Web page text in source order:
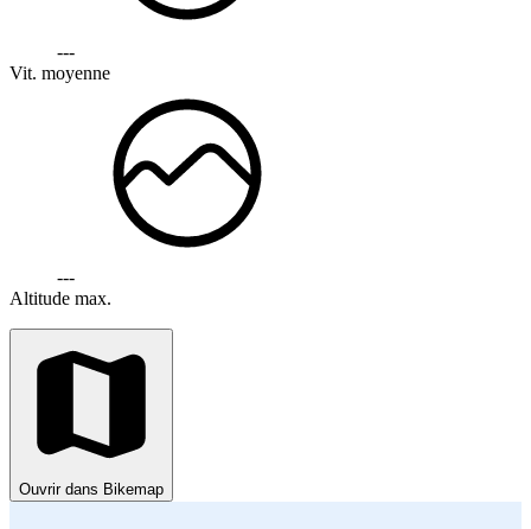
---
Vit. moyenne
---
Altitude max.
Ouvrir dans Bikemap